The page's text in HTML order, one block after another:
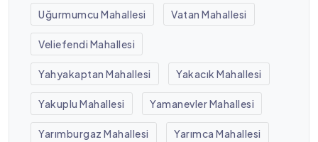
Uğurmumcu Mahallesi Vatan Mahallesi
Veliefendi Mahallesi
Yahyakaptan Mahallesi Yakacık Mahallesi
Yakuplu Mahallesi Yamanevler Mahallesi
Yarımburgaz Mahallesi Yarımca Mahallesi